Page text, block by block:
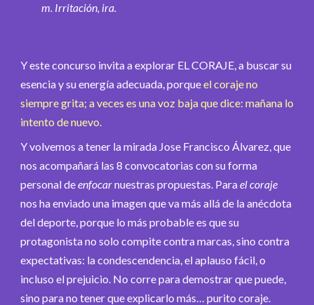
m. Irritación, ira.
Y este concurso invita a explorar EL CORAJE, a buscar su
esencia y su energía adecuada, porqueel coraje no
siempre grita; a veces es una voz baja que dice: mañana lo
intento de nuevo.
Y volvemos a tener la mirada Jose Francisco Álvarez, que
nos acompañará las 8 convocatorias con su forma
personal deenfocarnuestras propuestas. Parael coraje
nos ha enviado una imagen que va más allá de la anécdota
del deporte, porque lo más probable es que su
protagonista no solo compite contra marcas, sino contra
expectativas: la condescendencia, el aplauso fácil, o
incluso el prejuicio. No corre para demostrar que puede,
sino para no tener que explicarlo más… purito coraje.